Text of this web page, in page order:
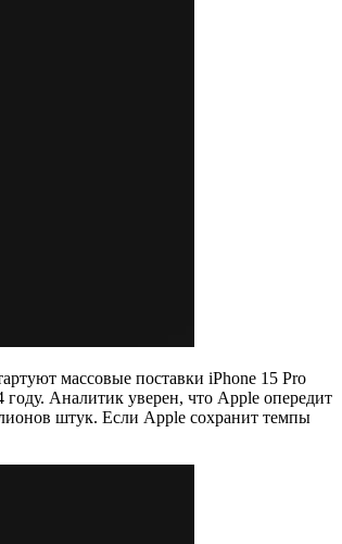
массовые поставки iPhone 15 Pro
Аналитик уверен, что Apple опередит
штук. Если Apple сохранит темпы